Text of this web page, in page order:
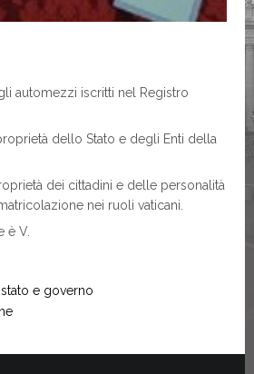
automezzi iscritti nel Registro
dello Stato e degli Enti della
dei cittadini e delle personalità
nei ruoli vaticani.
è V.
stato e governo